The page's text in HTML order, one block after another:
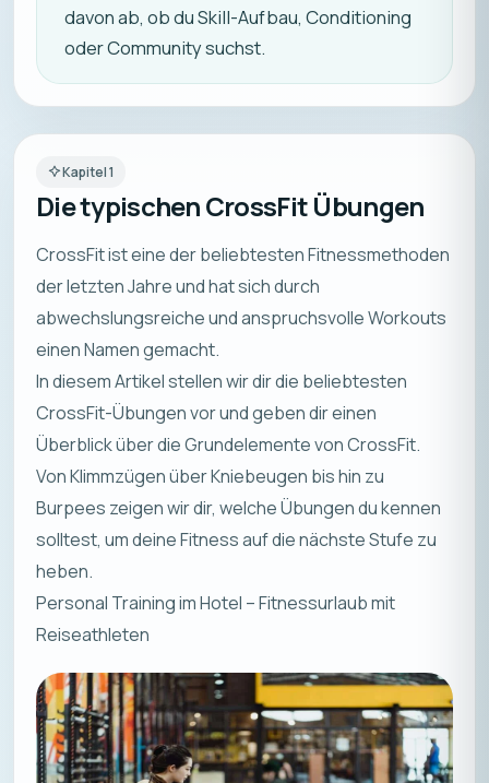
davon ab, ob du Skill-Aufbau, Conditioning
oder Community suchst.
Kapitel1
Die typischen CrossFit Übungen
CrossFit ist eine der beliebtesten Fitnessmethoden
der letzten Jahre und hat sich durch
abwechslungsreiche und anspruchsvolle Workouts
einen Namen gemacht.
In diesem Artikel stellen wir dir die beliebtesten
CrossFit-Übungen vor und geben dir einen
Überblick über die Grundelemente von CrossFit.
Von Klimmzügen über Kniebeugen bis hin zu
Burpees zeigen wir dir, welche Übungen du kennen
solltest, um deine Fitness auf die nächste Stufe zu
heben.
Personal Training im Hotel – Fitnessurlaub mit
Reiseathleten